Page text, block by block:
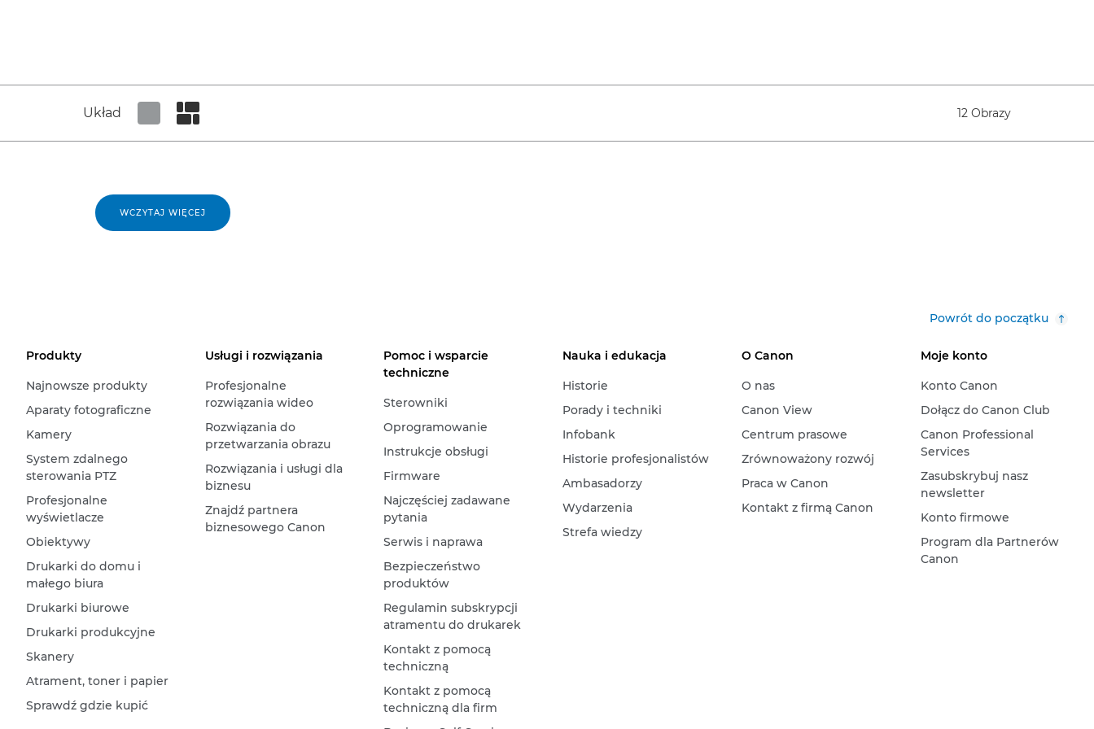
Układ 12 Obrazy
WCZYTAJ WIĘCEJ
Powrót do początku
Produkty
Najnowsze produkty
Aparaty fotograficzne
Kamery
System zdalnego
sterowania PTZ
Profesjonalne
wyświetlacze
Obiektywy
Drukarki do domu i
małego biura
Drukarki biurowe
Drukarki produkcyjne
Skanery
Atrament, toner i papier
Sprawdź gdzie kupić
Usługi i rozwiązania
Profesjonalne
rozwiązania wideo
Rozwiązania do
przetwarzania obrazu
Rozwiązania i usługi dla
biznesu
Znajdź partnera
biznesowego Canon
Pomoc i wsparcie
techniczne
Sterowniki
Oprogramowanie
Instrukcje obsługi
Firmware
Najczęściej zadawane
pytania
Serwis i naprawa
Bezpieczeństwo
produktów
Regulamin subskrypcji
atramentu do drukarek
Kontakt z pomocą
techniczną
Kontakt z pomocą
techniczną dla firm
Nauka i edukacja
Historie
Porady i techniki
Infobank
Historie profesjonalistów
Ambasadorzy
Wydarzenia
Strefa wiedzy
O Canon
O nas
Canon View
Centrum prasowe
Zrównoważony rozwój
Praca w Canon
Kontakt z firmą Canon
Moje konto
Konto Canon
Dołącz do Canon Club
Canon Professional
Services
Zasubskrybuj nasz
newsletter
Konto firmowe
Program dla Partnerów
Canon